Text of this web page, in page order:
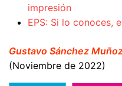
impresión
EPS: Si lo conoces,
Gustavo Sánchez
(Noviembre de 2022)